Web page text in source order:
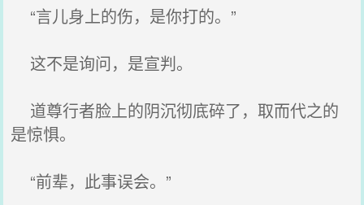
“言儿身上的伤，是你打的。”
这不是询问，是宣判。
道尊行者脸上的阴沉彻底碎了，取而代之的
是惊惧。
“前辈，此事误会。”